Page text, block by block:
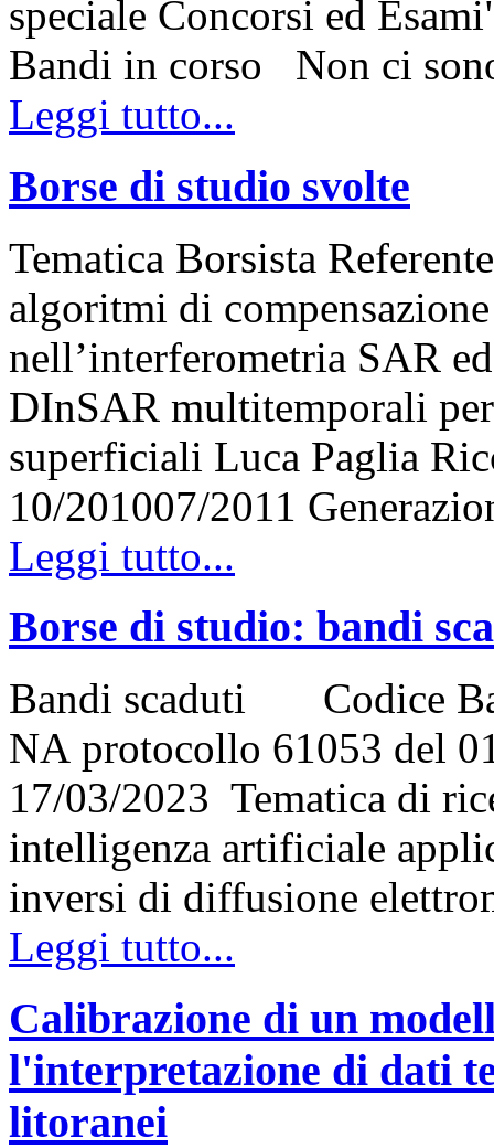
speciale Concorsi ed
Bandi in corso Non ci
Leggi tutto...
Borse di studio svolte
Tematica Borsista
algoritmi di
nell’interferometria SAR
DInSAR multitemporali
superficiali Luca Paglia
10/201007/2011
Leggi tutto...
Borse di studio: bandi
Bandi scaduti Codice
NA protocollo 61053 del
17/03/2023 Tematica di
intelligenza artificiale
inversi di diffusione
Leggi tutto...
Calibrazione di un
l'interpretazione di dati
litoranei